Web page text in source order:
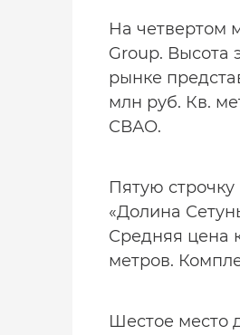
На четвертом
Group. Высота
рынке
млн руб. Кв.
СВАО.
Пятую
«Долина
Средняя цена
метров.
Шестое место